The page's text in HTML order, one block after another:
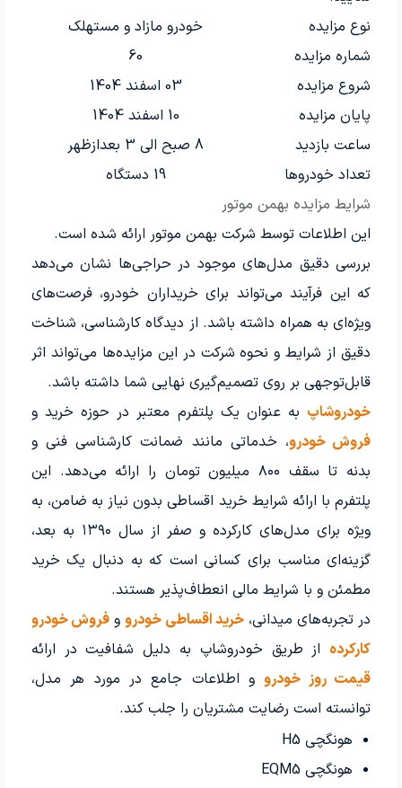
شرایط مزایده بهمن موتور
نوع مزایده
خودرو مازاد و مستهلک
شماره مزایده
60
شروع مزایده
03 اسفند 1404
پایان مزایده
10 اسفند 1404
ساعت بازدید
8 صبح الی 3 بعدازظهر
تعداد خودروها
19 دستگاه
این اطلاعات توسط شرکت بهمن موتور ارائه شده است.
بررسی دقیق مدل‌های موجود در حراجی‌ها نشان می‌دهد
که این فرآیند می‌تواند برای خریداران خودرو، فرصت‌های
ویژه‌ای به همراه داشته باشد. از دیدگاه کارشناسی، شناخت
دقیق از شرایط و نحوه شرکت در این مزایده‌ها می‌تواند اثر
قابل‌توجهی بر روی تصمیم‌گیری نهایی شما داشته باشد.
خودروشاپ به عنوان یک پلتفرم معتبر در حوزه خرید و
فروش خودرو، خدماتی مانند ضمانت کارشناسی فنی و
بدنه تا سقف ۸۰۰ میلیون تومان را ارائه می‌دهد. این
پلتفرم با ارائه شرایط خرید اقساطی بدون نیاز به ضامن، به
ویژه برای مدل‌های کارکرده و صفر از سال ۱۳۹۰ به بعد،
گزینه‌ای مناسب برای کسانی است که به دنبال یک خرید
مطمئن و با شرایط مالی انعطاف‌پذیر هستند.
در تجربه‌های میدانی،خرید اقساطی خودرووفروش خودرو
کارکرده از طریق خودروشاپ به دلیل شفافیت در ارائه
قیمت روز خودروو اطلاعات جامع در مورد هر مدل،
توانسته است رضایت مشتریان را جلب کند.
هونگچی H5
هونگچی EQM5